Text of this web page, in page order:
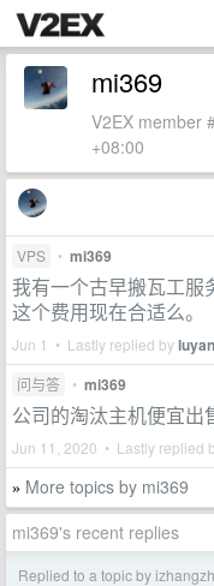
mi369
V2EX member
+08:00
VPS • mi369
我有一个古早搬瓦工服
这个费用现在合适么。
Jun 1 • Lastly replied byluyan
问与答 • mi369
公司的淘汰主机便宜出
Jun 11, 2020 • Lastly replied
» More topics by mi369
mi369's recent replies
Replied to a topic by